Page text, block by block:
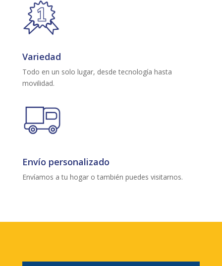
Variedad
Todo en un solo lugar, desde tecnología hasta
movilidad.
Envío personalizado
Envíamos a tu hogar o también puedes visitarnos.